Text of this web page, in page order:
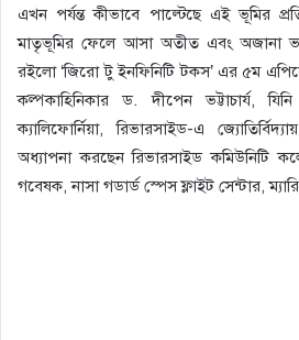
এখন পর্যন্ত কীভাবে পাল্টেছে এই ভূমির
মাতৃভূমির ফেলে আসা অতীত এবং অজানা
রইলো ‘জিরো টু ইনফিনিটি টকস’ এর ৫ম
কল্পকাহিনিকার ড. দীপেন ভট্টাচার্য,
ক্যালিফোর্নিয়া, রিভারসাইড-এ
অধ্যাপনা করছেন রিভারসাইড কমিউনিটি
গবেষক, নাসা গডার্ড স্পেস ফ্লাইট সেন্টার,